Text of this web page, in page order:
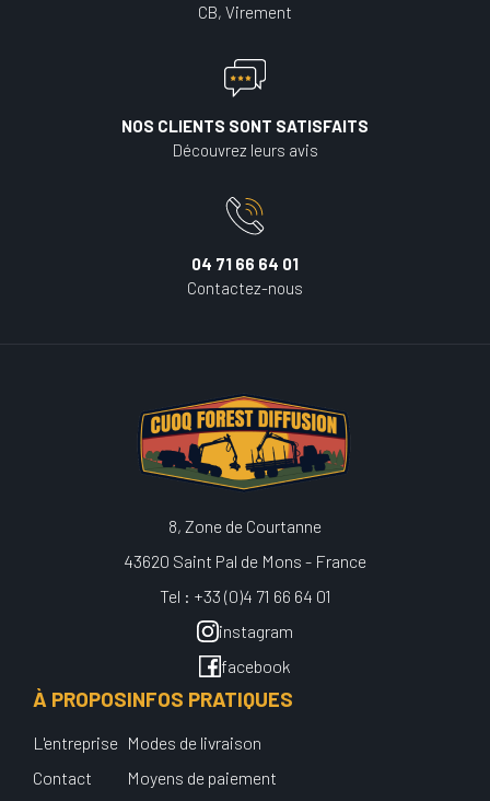
CB, Virement
NOS CLIENTS SONT SATISFAITS
Découvrez leurs avis
04 71 66 64 01
Contactez-nous
8, Zone de Courtanne
43620 Saint Pal de Mons - France
Tel : +33 (0)4 71 66 64 01
instagram
facebook
À PROPOS
L'entreprise
Contact
INFOS PRATIQUES
Modes de livraison
Moyens de paiement